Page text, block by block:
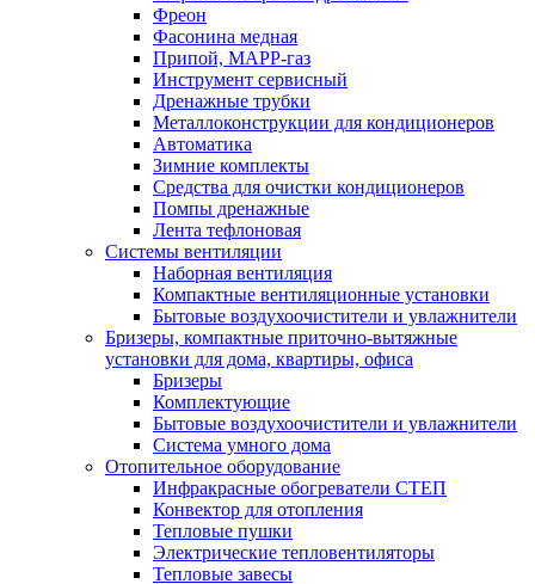
Фреон
Фасонина медная
Припой, МАРР-газ
Инструмент сервисный
Дренажные трубки
Металлоконструкции для кондиционеров
Автоматика
Зимние комплекты
Средства для очистки кондиционеров
Помпы дренажные
Лента тефлоновая
Системы вентиляции
Наборная вентиляция
Компактные вентиляционные установки
Бытовые воздухоочистители и увлажнители
Бризеры, компактные приточно-вытяжные
установки для дома, квартиры, офиса
Бризеры
Комплектующие
Бытовые воздухоочистители и увлажнители
Система умного дома
Отопительное оборудование
Инфракрасные обогреватели СТЕП
Конвектор для отопления
Тепловые пушки
Электрические тепловентиляторы
Тепловые завесы